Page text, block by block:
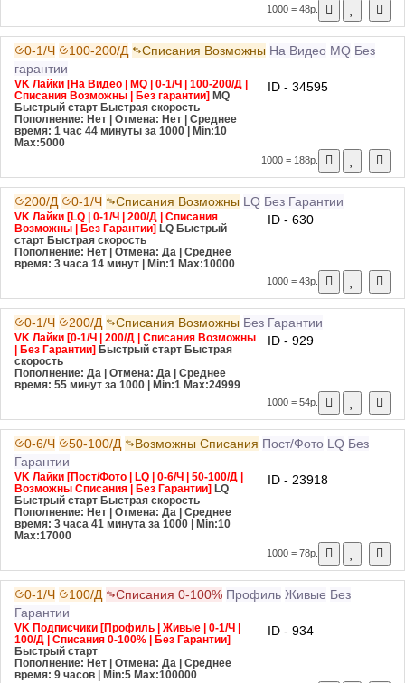
1000 = 48р.
0-1/Ч 100-200/Д Списания Возможны На Видео MQ Без
гарантии
VK Лайки [На Видео | MQ | 0-1/Ч | 100-200/Д |
Списания Возможны | Без гарантии] MQ
Быстрый старт Быстрая скорость
Пополнение: Нет | Отмена: Нет | Среднее
время: 1 час 44 минуты за 1000
| Min:10
Max:5000
ID - 34595
1000 = 188р.
200/Д 0-1/Ч Списания Возможны LQ Без Гарантии
VK Лайки [LQ | 0-1/Ч | 200/Д | Списания
Возможны | Без Гарантии] LQ Быстрый
старт Быстрая скорость
Пополнение: Нет | Отмена: Да | Среднее
время: 3 часа 14 минут
| Min:1 Max:10000
ID - 630
1000 = 43р.
0-1/Ч 200/Д Списания Возможны Без Гарантии
VK Лайки [0-1/Ч | 200/Д | Списания Возможны
| Без Гарантии] Быстрый старт Быстрая
скорость
Пополнение: Да | Отмена: Да | Среднее
время: 55 минут за 1000
| Min:1 Max:24999
ID - 929
1000 = 54р.
0-6/Ч 50-100/Д Возможны Списания Пост/Фото LQ Без
Гарантии
VK Лайки [Пост/Фото | LQ | 0-6/Ч | 50-100/Д |
Возможны Списания | Без Гарантии] LQ
Быстрый старт Быстрая скорость
Пополнение: Нет | Отмена: Да | Среднее
время: 3 часа 41 минута за 1000
| Min:10
Max:17000
ID - 23918
1000 = 78р.
0-1/Ч 100/Д Списания 0-100% Профиль Живые Без
Гарантии
VK Подписчики [Профиль | Живые | 0-1/Ч |
100/Д | Списания 0-100% | Без Гарантии]
Быстрый старт
Пополнение: Нет | Отмена: Да | Среднее
время: 9 часов
| Min:5 Max:100000
ID - 934